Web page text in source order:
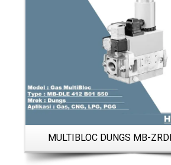
MULTIBLOC DUNGS MB-